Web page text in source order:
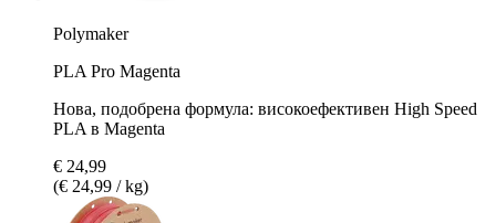
Polymaker
PLA Pro Magenta
Нова, подобрена формула: високоефективен High Speed
PLA в Magenta
€ 24,99
(€ 24,99 / kg)